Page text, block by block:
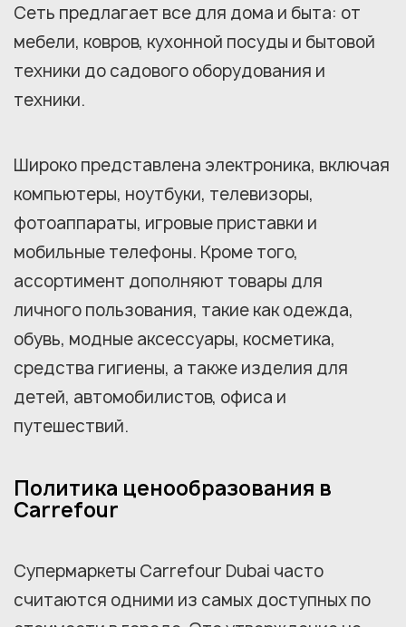
Сеть предлагает все для дома и быта: от
мебели, ковров, кухонной посуды и бытовой
техники до садового оборудования и
техники.
Широко представлена электроника, включая
компьютеры, ноутбуки, телевизоры,
фотоаппараты, игровые приставки и
мобильные телефоны. Кроме того,
ассортимент дополняют товары для
личного пользования, такие как одежда,
обувь, модные аксессуары, косметика,
средства гигиены, а также изделия для
детей, автомобилистов, офиса и
путешествий.
Политика ценообразования в
Carrefour
Супермаркеты Carrefour Dubai часто
считаются одними из самых доступных по